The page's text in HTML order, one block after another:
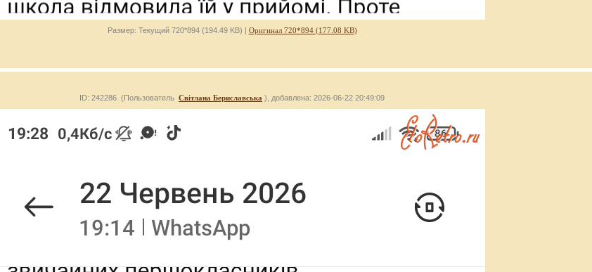
Размер: Текущий 720*894 (194.49 KB) | Оригинал 720*894 (177.08 KB)
ID: 242286 (Пользователь Світлана Бериславська ), добавлена: 2026-06-22 20:49:09